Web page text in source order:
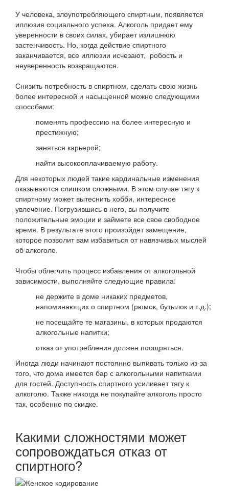
У человека, злоупотребляющего спиртным, появляется
иллюзия социального успеха. Алкоголь придает ему
уверенности в своих силах, убирает излишнюю
застенчивость. Но, когда действие спиртного
заканчивается, все иллюзии исчезают, робость и
неуверенность возвращаются.
Снизить потребность в спиртном, сделать свою жизнь
более интересной и насыщенной можно следующими
способами:
поменять профессию на более интересную и
престижную;
заняться карьерой;
найти высокооплачиваемую работу.
Для некоторых людей такие кардинальные изменения
оказываются слишком сложными. В этом случае тягу к
спиртному может вытеснить хобби, интересное
увлечение. Погрузившись в него, вы получите
положительные эмоции и займете все свое свободное
время. В результате этого произойдет замещение,
которое позволит вам избавиться от навязчивых мыслей
об алкоголе.
Чтобы облегчить процесс избавления от алкогольной
зависимости, выполняйте следующие правила:
не держите в доме никаких предметов,
напоминающих о спиртном (рюмок, бутылок и т.д.);
не посещайте те магазины, в которых продаются
алкогольные напитки;
отказ от употребления должен поощряться.
Иногда люди начинают постоянно выпивать только из-за
того, что дома имеется бар с алкогольными напитками
для гостей. Доступность спиртного усиливает тягу к
алкоголю. Также никогда не покупайте алкоголь просто
так, особенно по скидке.
Какими сложностями может
сопровождаться отказ от
спиртного?